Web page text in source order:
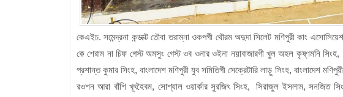
কেএইচ. সমেন্দ্রনা কন্ডাক্ট তৌবা তরাম্না ওকপগী থৌরম অদুদা সিলেট মণিপুরী কাং
কে শেরাম না চিফ গেস্ট অমসুং গেস্ট ওব ওনার ওইনা নয়াবাজারগী খুল অহল কৃষ্ণমনি সিংহ,
প্রশান্ত কুমার সিংহ, বাংলাদেশ মণিপুরী যুব সমিতিগী সেক্রেটারি লাড়ু সিংহ, বাংলাদেশ
রওশন আরা বাঁশি খূৎহৈবম, সোশ্যাল ওয়ার্কার সুরজিৎ সিংহ, সিরাজুল ইসলাম, সনজিত